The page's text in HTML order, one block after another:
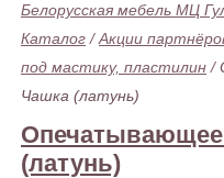
Белорусская мебель МЦ
Каталог /Акции
под мастику, пластилин /
Чашка (латунь)
Опечатывающее
(латунь)